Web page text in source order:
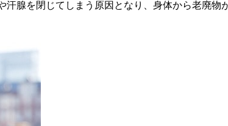
腺を閉じてしまう原因となり、身体から老廃物